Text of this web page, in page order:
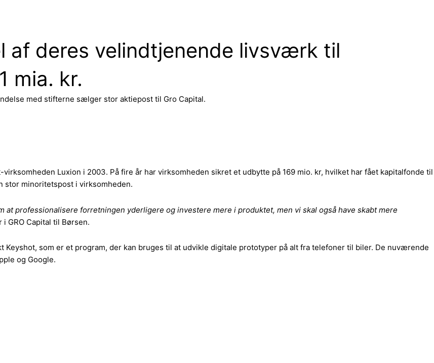
af deres velindtjenende livsværk til
mia. kr.
med stifterne sælger stor aktiepost til Gro Capital.
Luxion i 2003. På fire år har virksomheden sikret et udbytte på 169 mio. kr, hvilket har fået kapitalfonde til
stor minoritetspost i virksomheden.
at professionalisere forretningen yderligere og investere mere i produktet, men vi skal også have skabt mere
GRO Capital til Børsen.
Keyshot, som er et program, der kan bruges til at udvikle digitale prototyper på alt fra telefoner til biler. De nuværende
og Google.